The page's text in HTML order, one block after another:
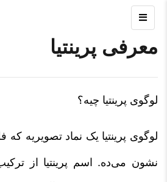
معرفی پرینتیا
لوگوی پرینتیا چیه؟
لوگوی پرینتیا یک نماد تصویریه
نشون می‌ده. اسم پرینتیا از